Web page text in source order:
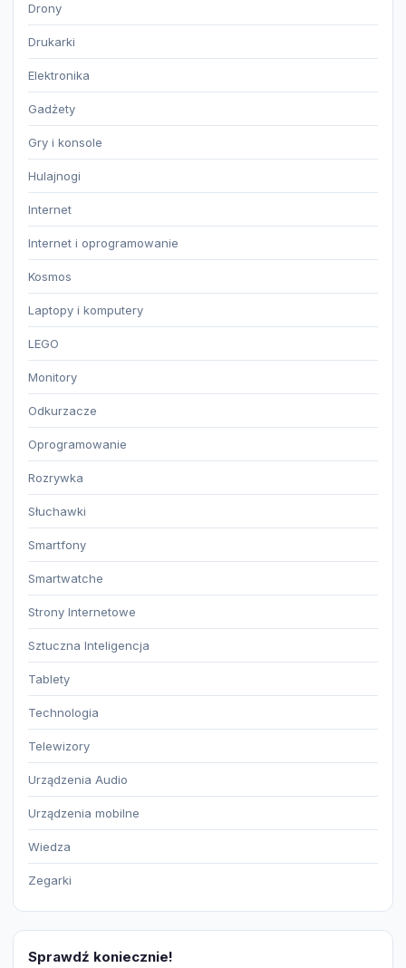
Drony
Drukarki
Elektronika
Gadżety
Gry i konsole
Hulajnogi
Internet
Internet i oprogramowanie
Kosmos
Laptopy i komputery
LEGO
Monitory
Odkurzacze
Oprogramowanie
Rozrywka
Słuchawki
Smartfony
Smartwatche
Strony Internetowe
Sztuczna Inteligencja
Tablety
Technologia
Telewizory
Urządzenia Audio
Urządzenia mobilne
Wiedza
Zegarki
Sprawdź koniecznie!